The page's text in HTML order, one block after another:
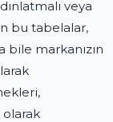
veya
bu tabelalar,
bile markanızın